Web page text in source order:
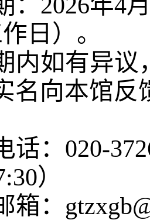
日 ） 。
内如有异议
名向本馆反
话： 020-
）
箱：